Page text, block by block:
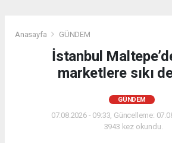
Anasayfa GÜNDEM
İstanbul
marketlere sıkı
GÜNDEM
07.08.2026 - 09:33, Güncelleme:
3943 kez okundu.